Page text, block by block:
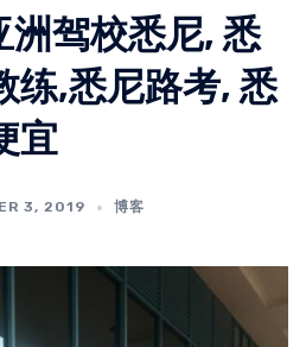
驾校悉尼, 悉
练,悉尼路考, 悉
宜
3, 2019 博客